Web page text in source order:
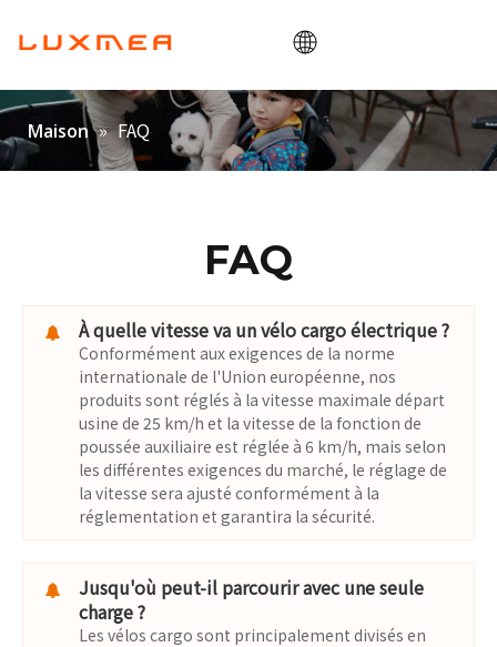
Maison
Entreprise
Blogue
Contact
Maison » FAQ
FAQ
À quelle vitesse va un vélo cargo électrique ?
Conformément aux exigences de la norme
internationale de l'Union européenne, nos
produits sont réglés à la vitesse maximale départ
usine de 25 km/h et la vitesse de la fonction de
poussée auxiliaire est réglée à 6 km/h, mais selon
les différentes exigences du marché, le réglage de
la vitesse sera ajusté conformément à la
réglementation et garantira la sécurité.
Jusqu'où peut-il parcourir avec une seule
charge ?
Les vélos cargo sont principalement divisés en